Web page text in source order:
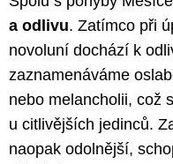
a odlivu. Zatímco při
novoluní dochází k
zaznamenáváme
nebo melancholii, což
u citlivějších jedinců.
naopak odolnější,